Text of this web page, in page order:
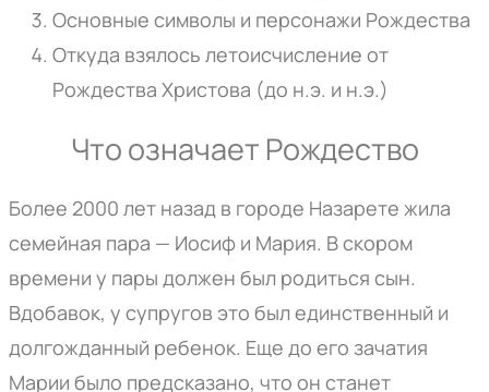
Основные символы и персонажи Рождества
Откуда взялось летоисчисление от
Рождества Христова (до н.э. и н.э.)
Что означает Рождество
Более 2000 лет назад в городе Назарете жила
семейная пара — Иосиф и Мария. В скором
времени у пары должен был родиться сын.
Вдобавок, у супругов это был единственный и
долгожданный ребенок. Еще до его зачатия
Марии было предсказано, что он станет